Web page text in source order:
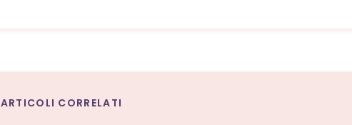
ARTICOLI CORRELATI